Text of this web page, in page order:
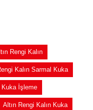
Rengi Kalın
Kalın Sarmal Kuka
Kuka İşleme
Altın Rengi Kalın Kuka